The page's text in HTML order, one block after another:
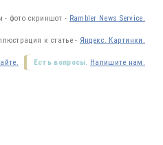
- фото скриншот - Rambler News Service.
к статье - Яндекс. Картинки.
Есть вопросы. Напишите нам.